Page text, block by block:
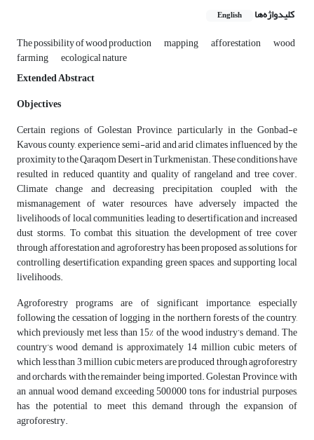
کلیدواژه‌ها English
The possibility of wood production mapping afforestation wood
farming
ecological nature
Extended Abstract
Objectives
Certain regions of Golestan Province, particularly in the Gonbad-e
Kavous county, experience semi-arid and arid climates influenced by the
proximity to the Qaraqom Desert in Turkmenistan. These conditions have
resulted in reduced quantity and quality of rangeland and tree cover.
Climate change and decreasing precipitation, coupled with the
mismanagement of water resources, have adversely impacted the
livelihoods of local communities, leading to desertification and increased
dust storms. To combat this situation, the development of tree cover
through afforestation and agroforestry has been proposed as solutions for
controlling desertification, expanding green spaces, and supporting local
livelihoods.
Agroforestry programs are of significant importance, especially
following the cessation of logging in the northern forests of the country,
which previously met less than 15% of the wood industry’s demand. The
country’s wood demand is approximately 14 million cubic meters, of
which less than 3 million cubic meters are produced through agroforestry
and orchards, with the remainder being imported. Golestan Province, with
an annual wood demand exceeding 500,000 tons for industrial purposes,
has the potential to meet this demand through the expansion of
agroforestry.